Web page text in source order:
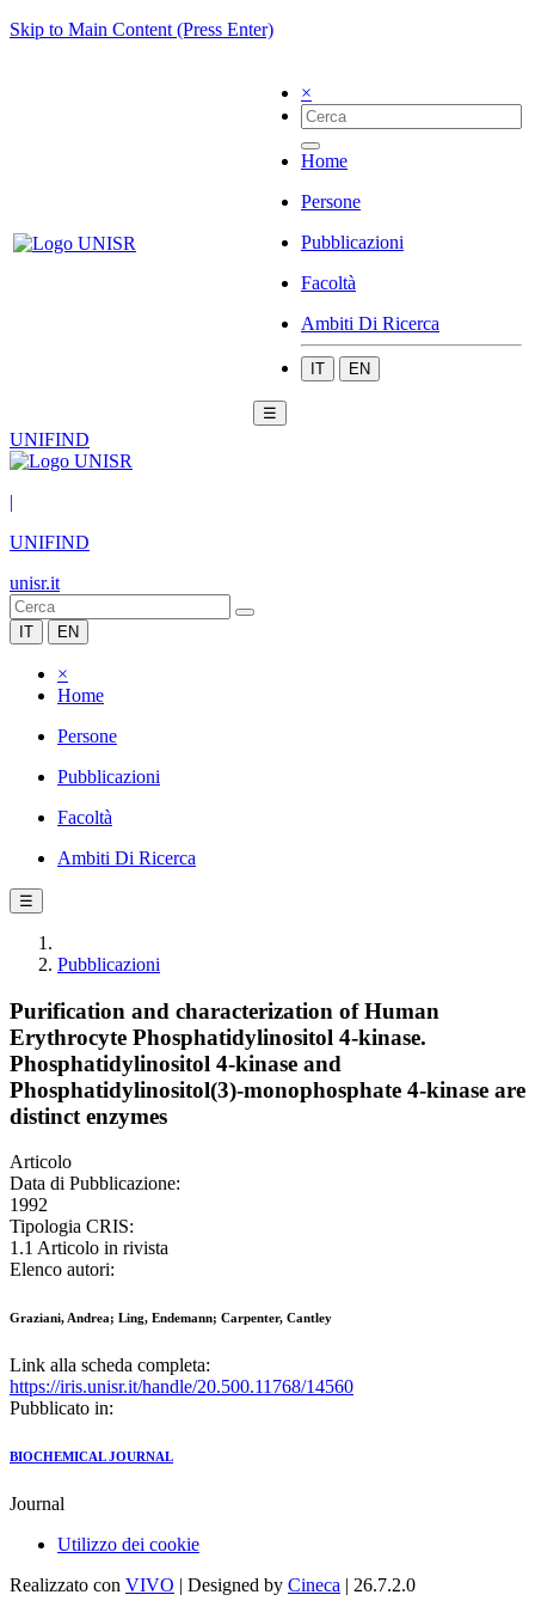
Skip to Main Content (Press Enter)
×
Home
Persone
Pubblicazioni
Facoltà
Ambiti Di Ricerca
IT EN
☰
UNIFIND
|
UNIFIND
unisr.it
IT EN
×
Home
Persone
Pubblicazioni
Facoltà
Ambiti Di Ricerca
☰
Pubblicazioni
Purification and characterization of Human
Erythrocyte Phosphatidylinositol 4-kinase.
Phosphatidylinositol 4-kinase and
Phosphatidylinositol(3)-monophosphate 4-kinase are
distinct enzymes
Articolo
Data di Pubblicazione:
1992
Tipologia CRIS:
1.1 Articolo in rivista
Elenco autori:
Graziani, Andrea; Ling, Endemann; Carpenter, Cantley
Link alla scheda completa:
https://iris.unisr.it/handle/20.500.11768/14560
Pubblicato in:
BIOCHEMICAL JOURNAL
Journal
Utilizzo dei cookie
Realizzato con VIVO | Designed by Cineca | 26.7.2.0